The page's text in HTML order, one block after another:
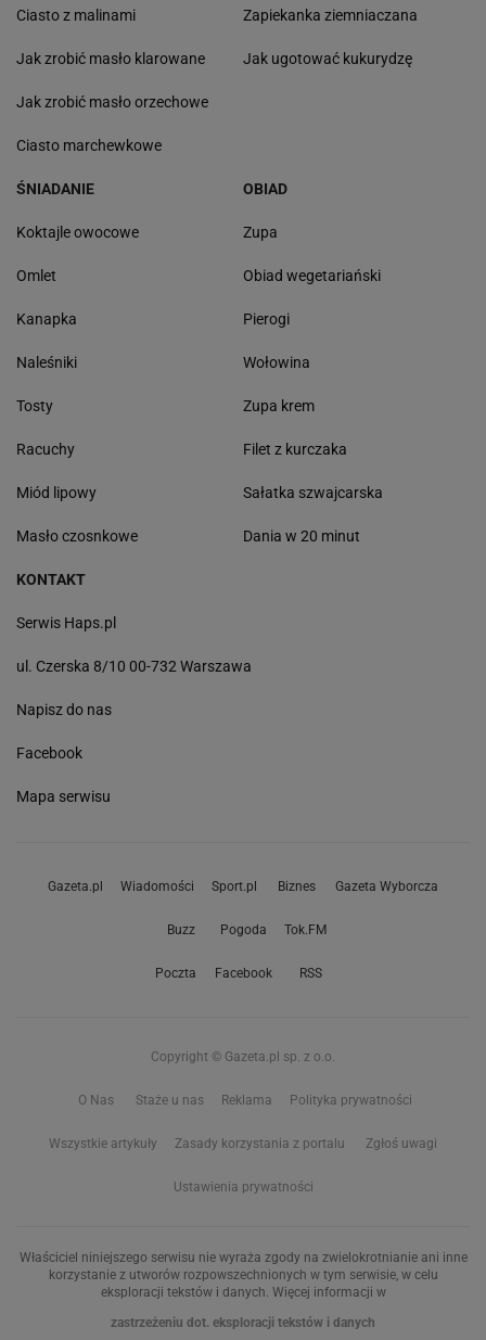
Ciasto z malinami
Jak zrobić masło klarowane
Jak zrobić masło orzechowe
Ciasto marchewkowe
Zapiekanka ziemniaczana
Jak ugotować kukurydzę
ŚNIADANIE
Koktajle owocowe
Omlet
Kanapka
Naleśniki
Tosty
Racuchy
Miód lipowy
Masło czosnkowe
OBIAD
Zupa
Obiad wegetariański
Pierogi
Wołowina
Zupa krem
Filet z kurczaka
Sałatka szwajcarska
Dania w 20 minut
KONTAKT
Serwis Haps.pl
ul. Czerska 8/10 00-732 Warszawa
Napisz do nas
Facebook
Mapa serwisu
Gazeta.pl Wiadomości Sport.pl Biznes Gazeta Wyborcza
Buzz Pogoda Tok.FM
Poczta Facebook RSS
Copyright © Gazeta.pl sp. z o.o.
O Nas Staże u nas Reklama Polityka prywatności
Wszystkie artykuły Zasady korzystania z portalu Zgłoś uwagi
Ustawienia prywatności
Właściciel niniejszego serwisu nie wyraża zgody na zwielokrotnianie ani inne
korzystanie z utworów rozpowszechnionych w tym serwisie, w celu
eksploracji tekstów i danych. Więcej informacji w
zastrzeżeniu dot. eksploracji tekstów i danych